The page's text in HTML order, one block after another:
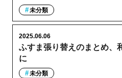
未分類
ふすま張り替えのまとめ、
に
2025.06.06
未分類